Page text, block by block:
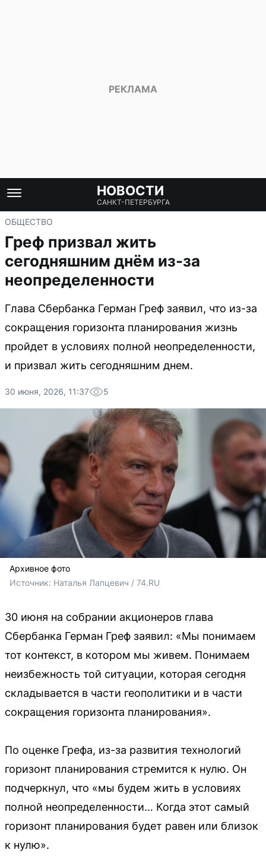
НОВОСТИ
САНКТ-ПЕТЕРБУРГА
ОБЩЕСТВО
Греф призвал жить
сегодняшним днём из-за
неопределенности
Глава Сбербанка Герман Греф заявил, что из-за
сокращения горизонта планирования жизнь
пройдет в условиях полной неопределенности,
и призвал жить сегодняшним днем.
30 июня, 2026, 11:37 5
Архивное фото
Источник: Наталья Лапцевич / 74.RU
30 июня на собрании акционеров глава
Сбербанка Герман Греф заявил: «Мы понимаем
тот контекст, в котором мы живем. Понимаем
неизбежность той ситуации, которая сегодня
складывается в части геополитики и в части
сокращения горизонта планирования».
По оценке Грефа, из-за развития технологий
горизонт планирования стремится к нулю. Он
подчеркнул, что «мы будем жить в условиях
полной неопределенности… Когда этот самый
горизонт планирования будет равен или близок
к нулю».